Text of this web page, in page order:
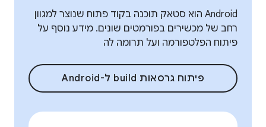
Android הוא סטאק תוכנה בקוד פתוח שנוצר למגוון
רחב של מכשירים בפורמטים שונים. מידע נוסף על
פיתוח הפלטפורמה ועל תרומה לה
פיתוח גרסאות build ל-Android